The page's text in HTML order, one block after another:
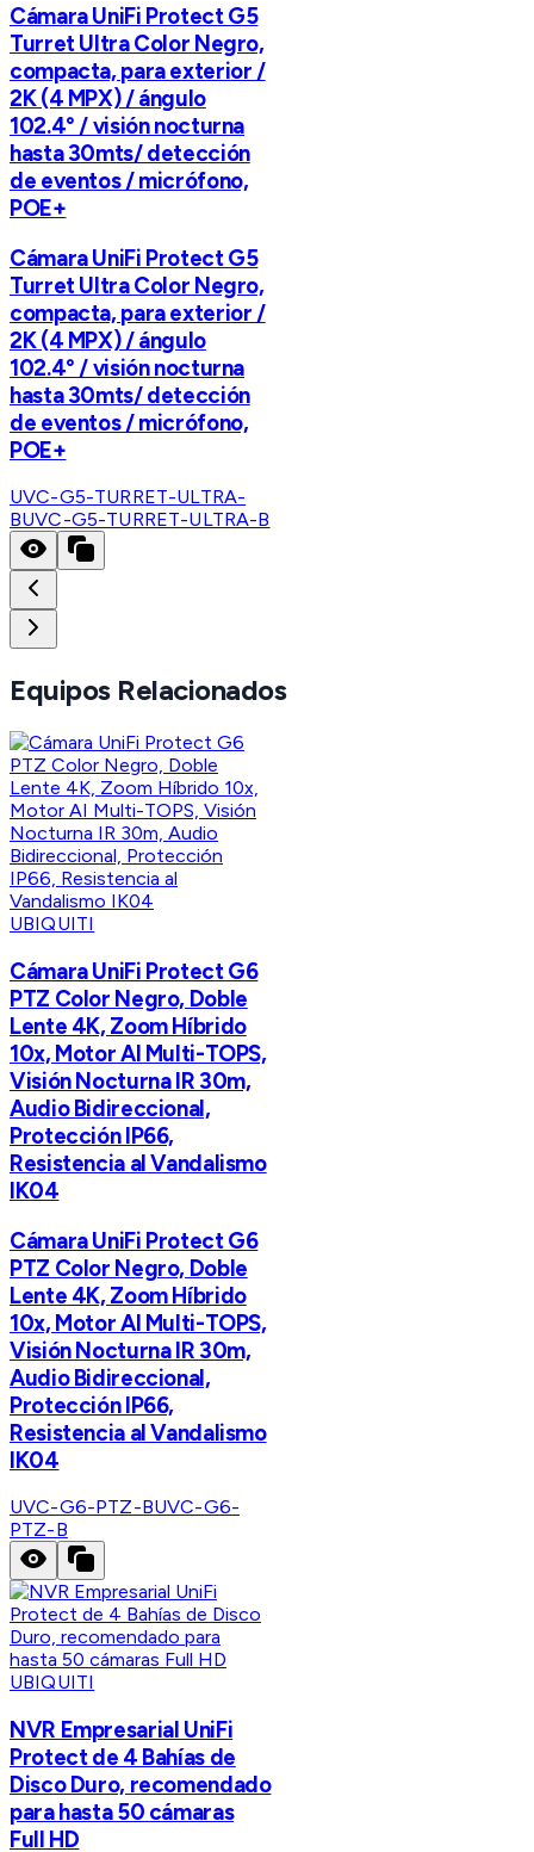
Cámara UniFi Protect G5
Turret Ultra Color Negro,
compacta, para exterior /
2K (4 MPX) / ángulo
102.4° / visión nocturna
hasta 30mts/ detección
de eventos / micrófono,
POE+
Cámara UniFi Protect G5
Turret Ultra Color Negro,
compacta, para exterior /
2K (4 MPX) / ángulo
102.4° / visión nocturna
hasta 30mts/ detección
de eventos / micrófono,
POE+
UVC-G5-TURRET-ULTRA-
BUVC-G5-TURRET-ULTRA-B
Equipos Relacionados
UBIQUITI
Cámara UniFi Protect G6
PTZ Color Negro, Doble
Lente 4K, Zoom Híbrido
10x, Motor AI Multi-TOPS,
Visión Nocturna IR 30m,
Audio Bidireccional,
Protección IP66,
Resistencia al Vandalismo
IK04
Cámara UniFi Protect G6
PTZ Color Negro, Doble
Lente 4K, Zoom Híbrido
10x, Motor AI Multi-TOPS,
Visión Nocturna IR 30m,
Audio Bidireccional,
Protección IP66,
Resistencia al Vandalismo
IK04
UVC-G6-PTZ-BUVC-G6-
PTZ-B
UBIQUITI
NVR Empresarial UniFi
Protect de 4 Bahías de
Disco Duro, recomendado
para hasta 50 cámaras
Full HD